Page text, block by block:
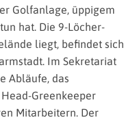
Golfanlage, üppigem
hat. Die 9-Löcher-
liegt, befindet sich
Im Sekretariat
Abläufe, das
Greenkeeper
Mitarbeitern. Der